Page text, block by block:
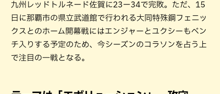
九州レッドトルネード佐賀に23ー34で完敗。ただ、15
日に那覇市の県立武道館で行われる大同特殊鋼フェニッ
クスとのホーム開幕戦にはエンジャーとユクシーもベン
チ入りする予定のため、今シーズンのコラソンを占う上
で注目の一戦となる。